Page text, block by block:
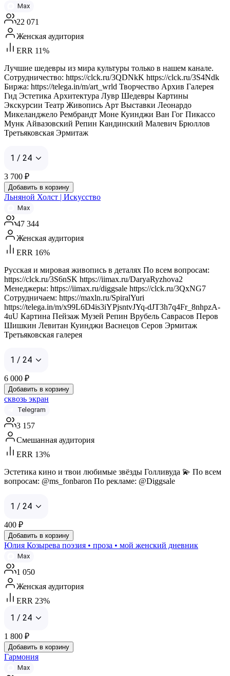
Max
22 071
Женская аудитория
ERR 11%
Лучшие шедевры из мира культуры только в нашем канале.
Сотрудничество: https://clck.ru/3QDNkK https://clck.ru/3S4Ndk
Биржа: https://telega.in/m/art_wrld Творчество Архив Галерея
Гид Эстетика Архитектура Лувр Шедевры Картины
Экскурсии Театр Живопись Арт Выставки Леонардо
Микеланджело Рембрандт Моне Куинджи Ван Гог Пикассо
Мунк Айвазовский Репин Кандинский Малевич Брюллов
Третьяковская Эрмитаж
1 / 24
3 700 ₽
Добавить в корзину
Льняной Холст | Искусство
Max
47 344
Женская аудитория
ERR 16%
Русская и мировая живопись в деталях По всем вопросам:
https://clck.ru/3S6nSK https://iimax.ru/DaryaRyzhova2
Менеджеры: https://iimax.ru/diggsale https://clck.ru/3QxNG7
Сотрудничаем: https://maxln.ru/SpiralYuri
https://telega.in/m/x99L6D4is3iYPjsntvJYq-dJT3h7q4Fr_8nhpzA-
4uU Картина Пейзаж Музей Репин Врубель Саврасов Перов
Шишкин Левитан Куинджи Васнецов Серов Эрмитаж
Третьяковская галерея
1 / 24
6 000 ₽
Добавить в корзину
сквозь экран
Telegram
3 157
Смешанная аудитория
ERR 13%
Эстетика кино и твои любимые звёзды Голливуда 💫 По всем
вопросам: @ms_fonbaron По peклaме: @Diggsale
1 / 24
400 ₽
Добавить в корзину
Юлия Козырева поэзия • проза • мой женский дневник
Max
1 050
Женская аудитория
ERR 23%
1 / 24
1 800 ₽
Добавить в корзину
Гармония
Max